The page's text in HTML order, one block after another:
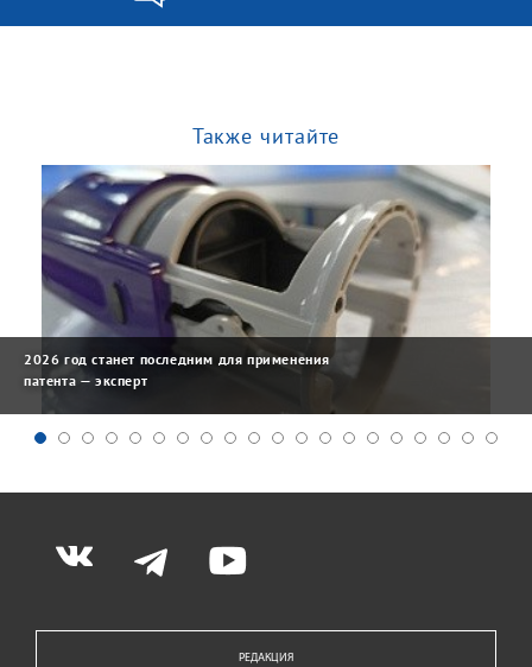
Также читайте
2026 год станет последним для применения
патента — эксперт
РЕДАКЦИЯ